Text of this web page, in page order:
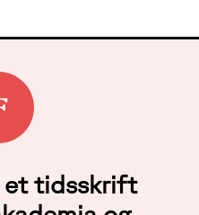
et tidsskrift